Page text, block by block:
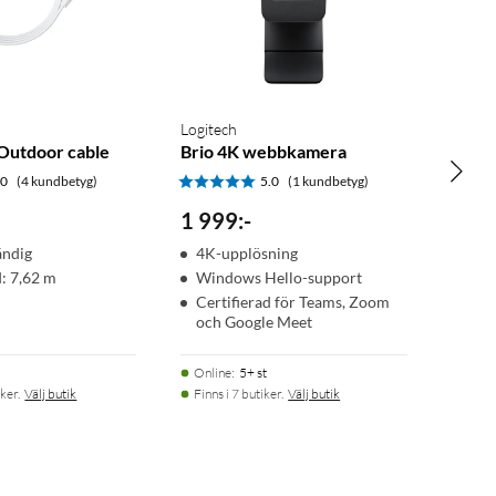
cable
(4 kundbetyg)
7,62 m
Välj butik
Logitech
Brio 4K webbkamera
5.0 (1 kundbetyg)
1 999:-
4K-upplösning
Windows Hello-support
Certifierad för Teams, Zoom
och Google Meet
Online: 5+ st
Finns i 7 butiker. Välj butik